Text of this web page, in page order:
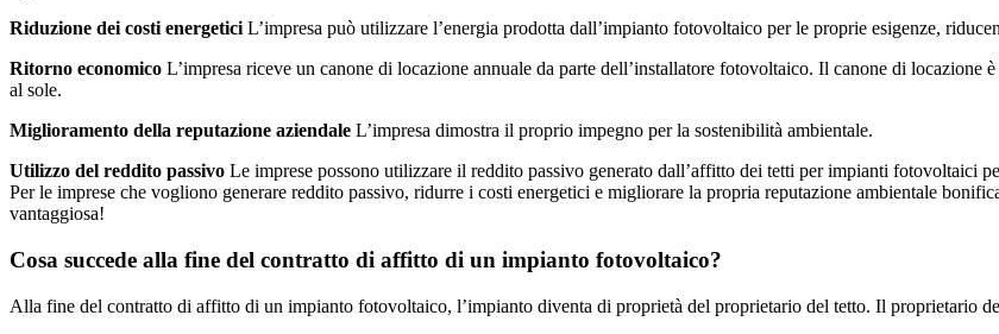
Riduzione dei costi energetici L’impresa può utilizzare l’energia prodotta dall’impianto fotovoltaico per le proprie esigenze,
Ritorno economico L’impresa riceve un canone di locazione annuale da parte dell’installatore fotovoltaico. Il canone di locazione
al sole.
Miglioramento della reputazione aziendale L’impresa dimostra il proprio impegno per la sostenibilità ambientale.
Utilizzo del reddito passivo Le imprese possono utilizzare il reddito passivo generato dall’affitto dei tetti per impianti fotovoltaici
Per le imprese che vogliono generare reddito passivo, ridurre i costi energetici e migliorare la propria reputazione ambientale
vantaggiosa!
Cosa succede alla fine del contratto di affitto di un impianto fotovoltaico?
Alla fine del contratto di affitto di un impianto fotovoltaico, l’impianto diventa di proprietà del proprietario del tetto. Il proprietario